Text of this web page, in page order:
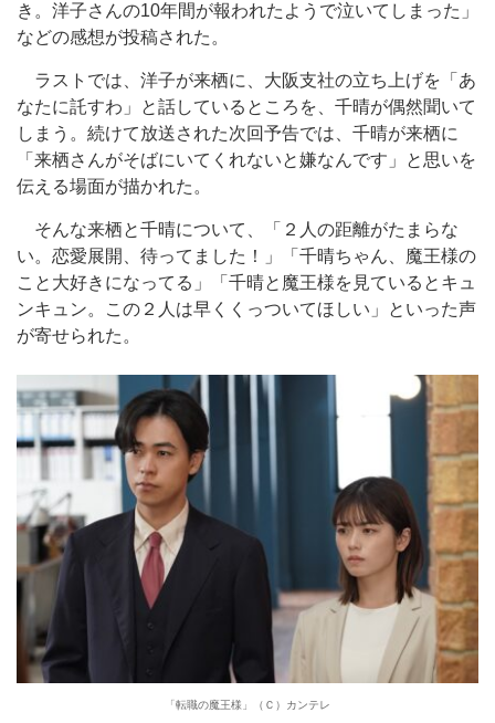
き。洋子さんの10年間が報われたようで泣いてしまった」
などの感想が投稿された。
ラストでは、洋子が来栖に、大阪支社の立ち上げを「あ
なたに託すわ」と話しているところを、千晴が偶然聞いて
しまう。続けて放送された次回予告では、千晴が来栖に
「来栖さんがそばにいてくれないと嫌なんです」と思いを
伝える場面が描かれた。
そんな来栖と千晴について、「２人の距離がたまらな
い。恋愛展開、待ってました！」「千晴ちゃん、魔王様の
こと大好きになってる」「千晴と魔王様を見ているとキュ
ンキュン。この２人は早くくっついてほしい」といった声
が寄せられた。
「転職の魔王様」（Ｃ）カンテレ